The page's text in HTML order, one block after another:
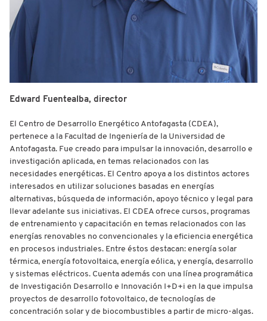
Edward Fuentealba, director
El Centro de Desarrollo Energético Antofagasta (CDEA),
pertenece a la Facultad de Ingeniería de la Universidad de
Antofagasta. Fue creado para impulsar la innovación, desarrollo e
investigación aplicada, en temas relacionados con las
necesidades energéticas. El Centro apoya a los distintos actores
interesados en utilizar soluciones basadas en energías
alternativas, búsqueda de información, apoyo técnico y legal para
llevar adelante sus iniciativas. El CDEA ofrece cursos, programas
de entrenamiento y capacitación en temas relacionados con las
energías renovables no convencionales y la eficiencia energética
en procesos industriales. Entre éstos destacan: energía solar
térmica, energía fotovoltaica, energía eólica, y energía, desarrollo
y sistemas eléctricos. Cuenta además con una línea programática
de Investigación Desarrollo e Innovación I+D+i en la que impulsa
proyectos de desarrollo fotovoltaico, de tecnologías de
concentración solar y de biocombustibles a partir de micro-algas.